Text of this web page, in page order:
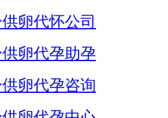
卵代怀公司
卵代孕助孕
卵代孕咨询